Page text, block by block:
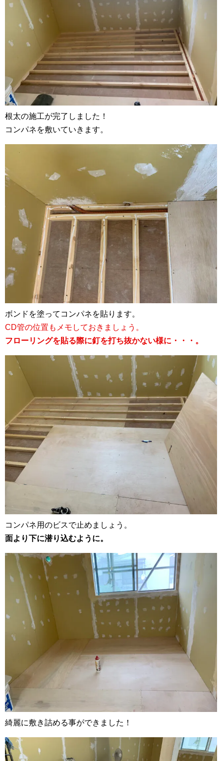
根太の施工が完了しました！
コンパネを敷いていきます。
ボンドを塗ってコンパネを貼ります。
CD管の位置もメモしておきましょう。
フローリングを貼る際に釘を打ち抜かない様に・・・。
コンパネ用のビスで止めましょう。
面より下に潜り込むように。
綺麗に敷き詰める事ができました！